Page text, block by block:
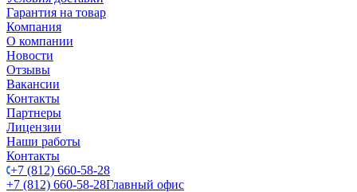
Гарантия на товар
Компания
О компании
Новости
Отзывы
Вакансии
Контакты
Партнеры
Лицензии
Наши работы
Контакты
+7 (812) 660-58-28
+7 (812) 660-58-28Главный офис